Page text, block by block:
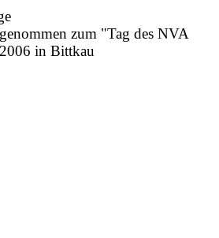
zum "Tag des NVA
in Bittkau